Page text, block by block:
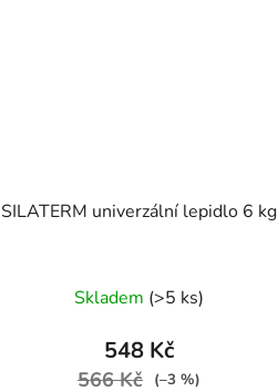
SILATERM univerzální lepidlo 6 kg
Skladem (>5 ks)
548 Kč
566 Kč (–3 %)